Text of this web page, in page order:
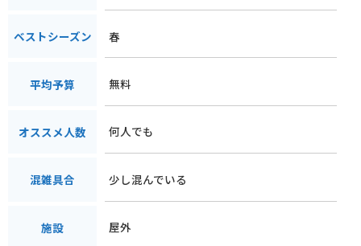
ベストシーズン 春
平均予算 無料
オススメ人数 何人でも
混雑具合 少し混んでいる
施設 屋外